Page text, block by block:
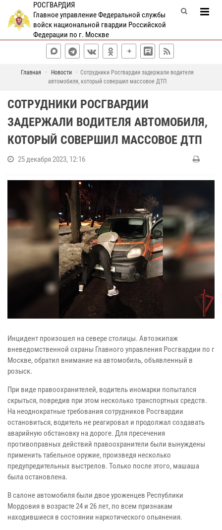
РОСГВАРДИЯ
Главное управление Федеральной службы
войск национальной гвардии Российской
Федерации по г. Москве
Главная Новости
Сотрудники Росгвардии задержали водителя
автомобиля, который совершил массовое ДТП
СОТРУДНИКИ РОСГВАРДИИ
ЗАДЕРЖАЛИ ВОДИТЕЛЯ АВТОМОБИЛЯ,
КОТОРЫЙ СОВЕРШИЛ МАССОВОЕ ДТП
25 декабря 2023, 12:16
Инцидент произошел на севере столицы. Автоэкипаж
вневедомственной охраны Главного управления Росгвардии по г
Москве, обратил внимание на автомобиль, объявленный в
розыск.
При виде правоохранителей, водитель иномарки попытался
скрыться, повредив при этом несколько транспортных средств.
На неоднократные требования сотрудников Росгвардии
остановиться, водитель не реагировал и продолжал создавать
аварийную обстановку на дороге. Для пресечения
противоправных действий правоохранители были вынуждены
применить табельное оружие, произведя несколько
предупредительных выстрелов. Только после этого, машаша
была остановлена.
В салоне автомобиля были двое уроженцев Республики
Мордовия в возрасте 24 и 26 лет, по всем признакам
находившиеся в состоянии наркотического опьянения.